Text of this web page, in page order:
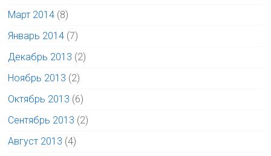
Март 2014 (8)
Январь 2014 (7)
Декабрь 2013 (2)
Ноябрь 2013 (2)
Октябрь 2013 (6)
Сентябрь 2013 (2)
Август 2013 (4)